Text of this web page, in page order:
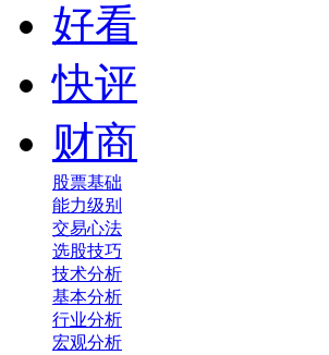
好看
快评
财商
股票基础
能力级别
交易心法
选股技巧
技术分析
基本分析
行业分析
宏观分析